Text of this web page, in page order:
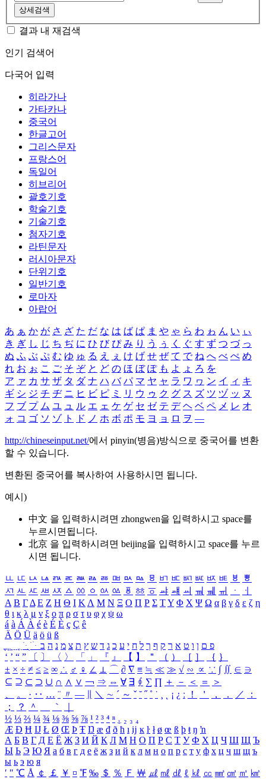
상세검색
결과 내 재검색
인기 검색어
다국어 입력
히라가나
가타카나
중국어
한글고어
그리스문자
프랑스어
독일어
히브리어
괄호기호
학술기호
기술기호
첨자기호
라틴문자
러시아문자
단위기호
일반기호
로마자
아랍어
あ ぁ か が さ ざ た だ な は ば ぱ ま や ゃ ら わ ゎ ん い ぃ
き ぎ し じ ち ぢ に ひ び ぴ み り う ぅ く ぐ す ず つ づ っ
ぬ ふ ぶ ぷ む ゆ ゅ る え ぇ け げ せ ぜ て で ね へ べ ぺ め
れ お ぉ こ ご そ ぞ と ど の ほ ぼ ぽ も よ ょ ろ を
ア ァ カ サ ザ タ ダ ナ ハ バ パ マ ヤ ャ ラ ワ ヮ ン イ ィ キ
ギ シ ジ チ ヂ ニ ヒ ビ ピ ミ リ ウ ゥ ク グ ス ズ ツ ヅ ッ ヌ
フ ブ プ ム ユ ュ ル エ ェ ケ ゲ セ ゼ テ デ ヘ ベ ペ メ レ オ
ォ コ ゴ ソ ゾ ト ド ノ ホ ボ ポ モ ヨ ョ ロ ヲ ―
http://chineseinput.net/에서 pinyin(병음)방식으로 중국어를 변환
할 수 있습니다.
변환된 중국어를 복사하여 사용하시면 됩니다.
예시)
中文 을 입력하시려면 zhongwen을 입력하시고 space를
누르시면됩니다.
北京 을 입력하시려면 beijing을 입력하시고 space를 누르
시면 됩니다.
ㅥ ㅦ ㅧ ㅨ ㅩ ㅪ ㅫ ㅬ ㅭ ㅮ ㅯ ㅰ ㅱ ㅲ ㅳ ㅴ ㅵ ㅶ ㅷ ㅸ
ㅹ
ㅺ ㅻ ㅼ ㅽ ㅾ ㅿ ㆀ ㆁ ㆂ ㆃ ㆄ ㆅ ㆆ ㆇ ㆈ ㆉ ㆊ ㆋ ㆌ ㆍ
ㆎ
Α Β ΓΔ Ε Ζ Η Θ Ι ΚΛ Μ Ν Ξ Ο Π Ρ Σ ΤΥ Φ Χ Ψ Ω α β γ δ ε ζ η
θ ι κ λ μ ν ξ ο π ρ σ τ υ φ χ ψ ω
á à Á À é è É È ç Ç ê
Ä Ö Ü ä ö ü ß
ִֶֹ ֻּ ׁׂ פ ם ן ו ט א ר ק ף ך ל ח י ע כ ג ד ש ץ ת צ מ נ ה ב
‘ ’ “ ” 〔 〕 〈 〉 「 」 『 』 【 】 ＂ （ ） ［ ］ ｛ ｝
± × ÷ ≠ ≤ ≥ ∞ ∴ ♂ ♀ ∠ ⊥ ⌒ ∂ ∇ ≡ ≒ ≪ ≫ √ ∽ ∝ ∵ ∫ ∬ ∈ ∋
⊆ ⊇ ⊂ ⊃ ∪ ∩ ∧ ∨ ￢ ⇒ ⇔ ∀ ∃ ∮ ∑ ∏ ＋ － ＜ ＝
＞
、
。 · ‥ … ¨ 〃 ― ＼ ∼ ´ ～ ˇ ˘ ˝ ˚ ˙ ¸ ¡ ¿ ː ！ ＇ ， ． ／
：
；
？ ＾ ｀
½ ⅓ ⅔ ¼ ¾ ⅛ ⅜ ⅝ ⅞ ¹ ² ³ ⁴ ⁿ ₁ ₂ ₃ ₄
Æ Ð Ħ Ĳ Ł Ø Œ Þ Ŧ Ŋ æ đ ð ħ ı ĳ ĸ ŀ ł ø œ ß þ ŧ ŋ ŉ
А Б В Г Д Е Ё Ж З И Й К Л М Н О П Р С Т У Ф Х Ц Ч Ш Щ Ъ
Ы Ь Э Ю Я а б в г д е ё ж з и й к л м н о п р с т у ф х ц ч ш щ ъ
ы ь э ю я
′ ″ ℃ Å ￠ ￡ ￥ ¤ ℉ ‰ ＄ ％ Ｆ ￦ ㎕ ㎖ ㎗ ℓ ㎘ ㏄ ㎣ ㎤ ㎥ ㎦